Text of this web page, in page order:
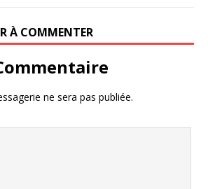
À COMMENTER
ne sera pas publiée.